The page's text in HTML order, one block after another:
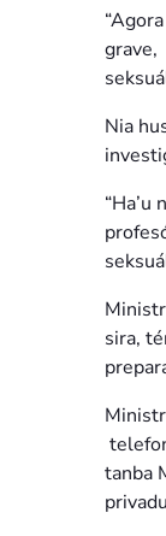
grave,
Nia
sira,
tanba